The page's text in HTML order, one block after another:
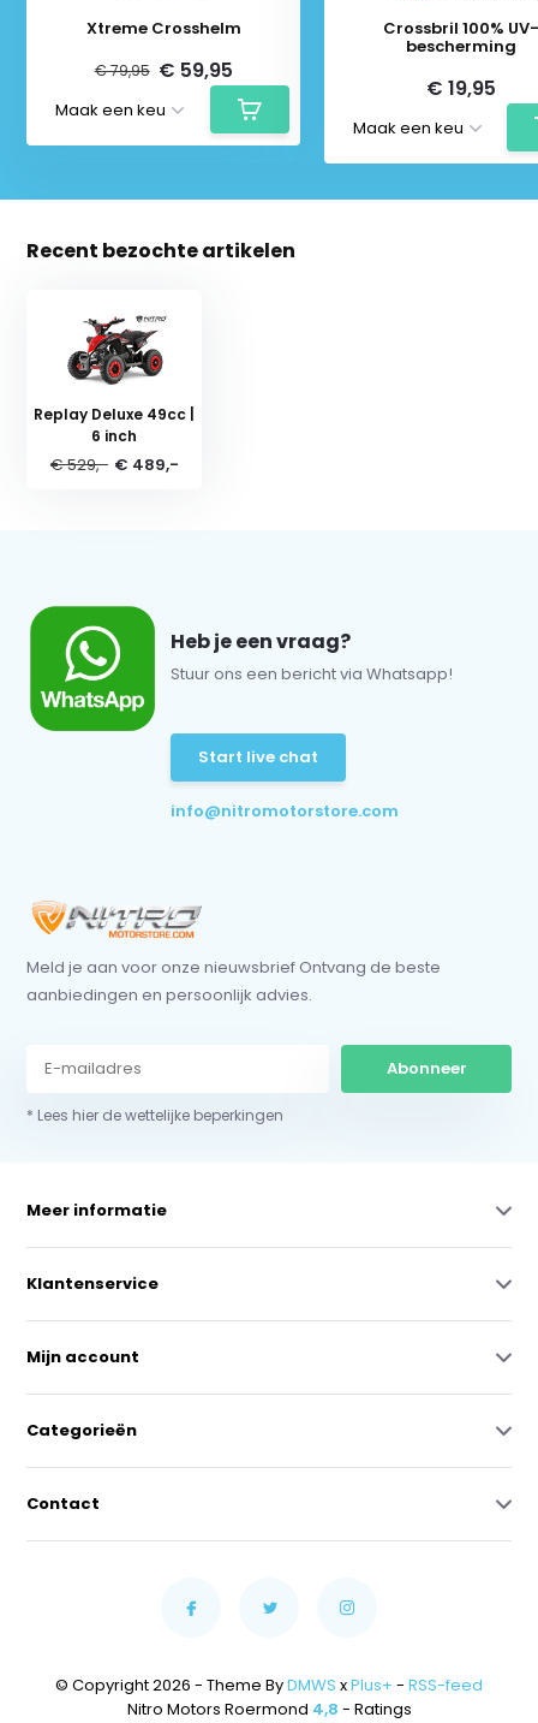
Xtreme Crosshelm
€ 79,95 € 59,95
Crossbril 100% UV-
bescherming
€ 19,95
Recent bezochte artikelen
Replay Deluxe 49cc |
6 inch
€ 529,- € 489,-
Heb je een vraag?
Stuur ons een bericht via Whatsapp!
Start live chat
info@nitromotorstore.com
Meld je aan voor onze nieuwsbrief Ontvang de beste
aanbiedingen en persoonlijk advies.
Abonneer
* Lees hier de wettelijke beperkingen
Meer informatie
Klantenservice
Mijn account
Categorieën
Contact
© Copyright 2026 - Theme ByDMWS xPlus+ - RSS-feed
Nitro Motors Roermond 4,8 - Ratings